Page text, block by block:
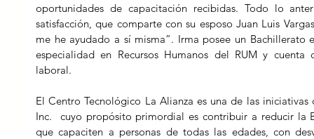
oportunidades de capacitación recibidas. Todo lo
satisfacción, que comparte con su esposo Juan Luis
me he ayudado a sí misma”. Irma posee un Bachillerato
especialidad en Recursos Humanos del RUM y cuenta
laboral.
El Centro Tecnológico La Alianza es una de las
Inc.  cuyo propósito primordial es contribuir a reducir la
que capaciten a personas de todas las edades, con